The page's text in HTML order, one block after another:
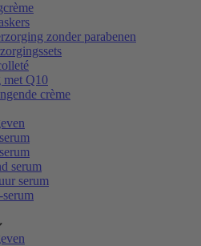
zonder parabenen
met Q10
crème
serum
serum